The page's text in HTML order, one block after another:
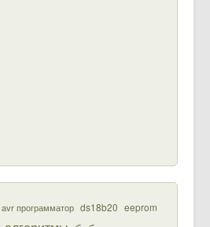
avr программатор ds18b20 eeprom